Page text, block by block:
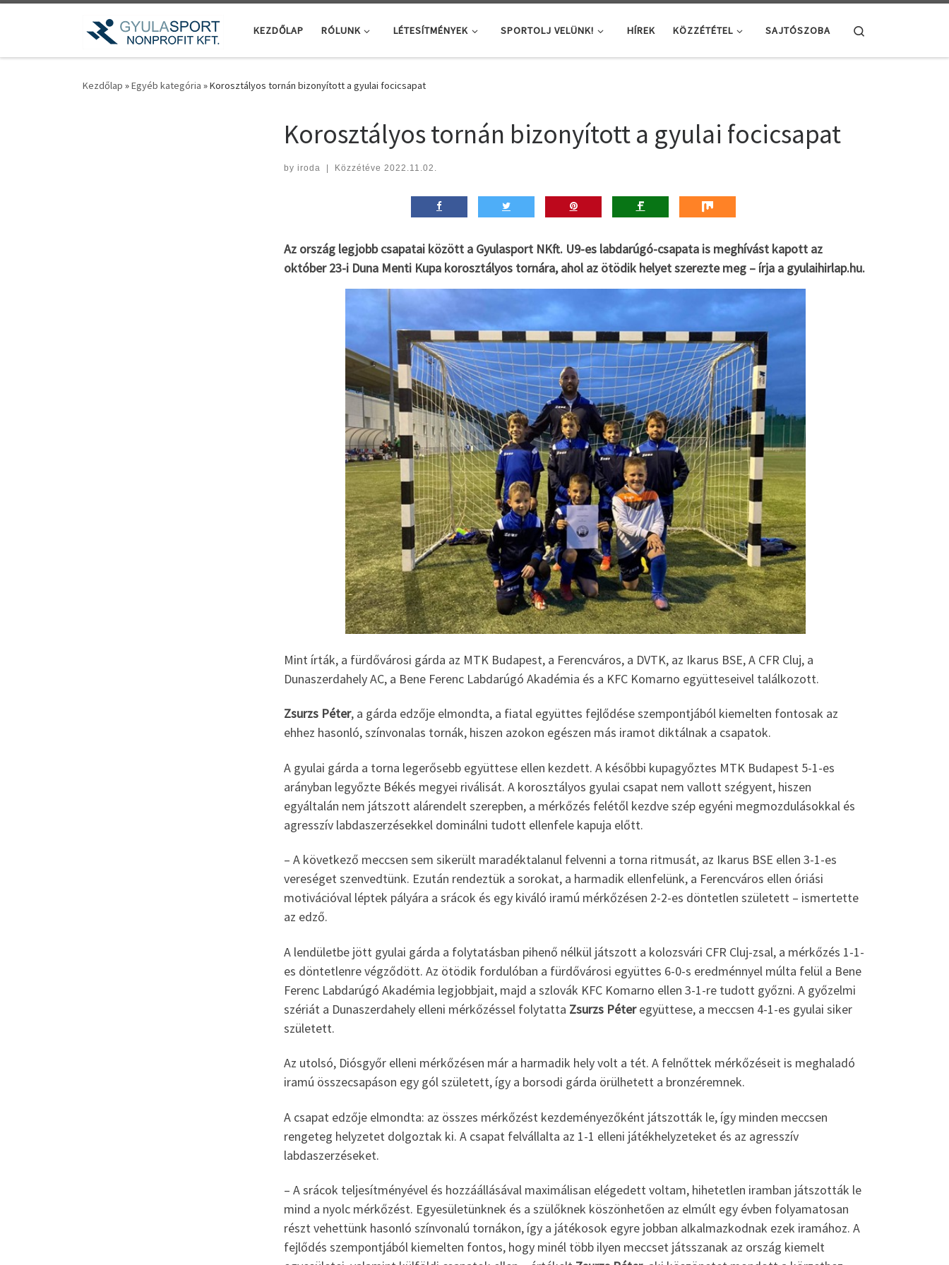
Teljes tartalom megjelenítése
KEZDŐLAP RÓLUNK LÉTESÍTMÉNYEK SPORTOLJ VELÜNK! HÍREK KÖZZÉTÉTEL SAJTÓSZOBA
Kezdőlap »Egyéb kategória »Korosztályos tornán bizonyított a gyulai focicsapat
Korosztályos tornán bizonyított a gyulai focicsapat
by iroda | Közzétéve 2022.11.02.
Az ország legjobb csapatai között a Gyulasport NKft. U9-es labdarúgó-csapata is meghívást kapott az
október 23-i Duna Menti Kupa korosztályos tornára, ahol az ötödik helyet szerezte meg – írja a gyulaihirlap.hu.
Mint írták, a fürdővárosi gárda az MTK Budapest, a Ferencváros, a DVTK, az Ikarus BSE, A CFR Cluj, a
Dunaszerdahely AC, a Bene Ferenc Labdarúgó Akadémia és a KFC Komarno együtteseivel találkozott.
Zsurzs Péter, a gárda edzője elmondta, a fiatal együttes fejlődése szempontjából kiemelten fontosak az
ehhez hasonló, színvonalas tornák, hiszen azokon egészen más iramot diktálnak a csapatok.
A gyulai gárda a torna legerősebb együttese ellen kezdett. A későbbi kupagyőztes MTK Budapest 5-1-es
arányban legyőzte Békés megyei riválisát. A korosztályos gyulai csapat nem vallott szégyent, hiszen
egyáltalán nem játszott alárendelt szerepben, a mérkőzés felétől kezdve szép egyéni megmozdulásokkal és
agresszív labdaszerzésekkel dominálni tudott ellenfele kapuja előtt.
– A következő meccsen sem sikerült maradéktalanul felvenni a torna ritmusát, az Ikarus BSE ellen 3-1-es
vereséget szenvedtünk. Ezután rendeztük a sorokat, a harmadik ellenfelünk, a Ferencváros ellen óriási
motivációval léptek pályára a srácok és egy kiváló iramú mérkőzésen 2-2-es döntetlen született – ismertette
az edző.
A lendületbe jött gyulai gárda a folytatásban pihenő nélkül játszott a kolozsvári CFR Cluj-zsal, a mérkőzés 1-1-
es döntetlenre végződött. Az ötödik fordulóban a fürdővárosi együttes 6-0-s eredménnyel múlta felül a Bene
Ferenc Labdarúgó Akadémia legjobbjait, majd a szlovák KFC Komarno ellen 3-1-re tudott győzni. A győzelmi
szériát a Dunaszerdahely elleni mérkőzéssel folytatta Zsurzs Péteregyüttese, a meccsen 4-1-es gyulai siker
született.
Az utolsó, Diósgyőr elleni mérkőzésen már a harmadik hely volt a tét. A felnőttek mérkőzéseit is meghaladó
iramú összecsapáson egy gól született, így a borsodi gárda örülhetett a bronzéremnek.
A csapat edzője elmondta: az összes mérkőzést kezdeményezőként játszották le, így minden meccsen
rengeteg helyzetet dolgoztak ki. A csapat felvállalta az 1-1 elleni játékhelyzeteket és az agresszív
labdaszerzéseket.
– A srácok teljesítményével és hozzáállásával maximálisan elégedett voltam, hihetetlen iramban játszották le
mind a nyolc mérkőzést. Egyesületünknek és a szülőknek köszönhetően az elmúlt egy évben folyamatosan
részt vehettünk hasonló színvonalú tornákon, így a játékosok egyre jobban alkalmazkodnak ezek iramához. A
fejlődés szempontjából kiemelten fontos, hogy minél több ilyen meccset játsszanak az ország kiemelt